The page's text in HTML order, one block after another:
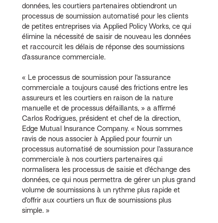
données, les courtiers partenaires obtiendront un
processus de soumission automatisé pour les clients
de petites entreprises via Applied Policy Works, ce qui
élimine la nécessité de saisir de nouveau les données
et raccourcit les délais de réponse des soumissions
d’assurance commerciale.
« Le processus de soumission pour l’assurance
commerciale a toujours causé des frictions entre les
assureurs et les courtiers en raison de la nature
manuelle et de processus défaillants, » a affirmé
Carlos Rodrigues, président et chef de la direction,
Edge Mutual Insurance Company. « Nous sommes
ravis de nous associer à Applied pour fournir un
processus automatisé de soumission pour l’assurance
commerciale à nos courtiers partenaires qui
normalisera les processus de saisie et d’échange des
données, ce qui nous permettra de gérer un plus grand
volume de soumissions à un rythme plus rapide et
d’offrir aux courtiers un flux de soumissions plus
simple. »